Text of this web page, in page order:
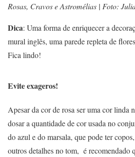
Rosas, Cravos e Astromélias | Foto:
Dica: Uma forma de enriquecer a
mural inglês, uma parede repleta de
Fica lindo!
Evite exageros!
Apesar da cor de rosa ser uma cor linda
dosar a quantidade de cor usada no
do azul e do marsala, que pode ter
outros detalhes no tom, é recomendado